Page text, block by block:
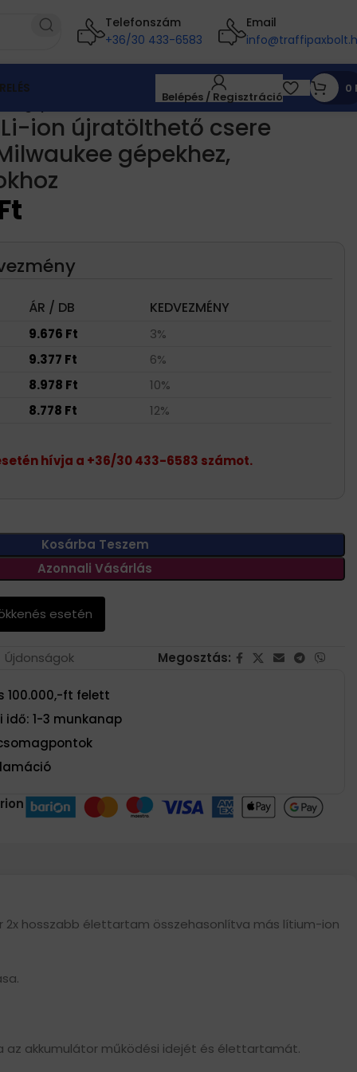
Telefonszám
+36/30 433-6583
Email
Belépés / Regisztráció
0
gépekhez, kéziszerszámokhoz
Li-ion újratölthető csere
gépekhez,
ÁR / DB KEDVEZMÉNY
9.676 Ft
3%
9.377 Ft
6%
8.978 Ft
10%
8.778 Ft 12%
hívja a +36/30 433-6583 számot.
Kosárba Teszem
Azonnali Vásárlás
esetén
Újdonságok Megosztás:
100.000,-ft felett
1-3 munkanap
2x hosszabb élettartam összehasonlítva más lítium-ion
akkumulátor működési idejét és élettartamát.